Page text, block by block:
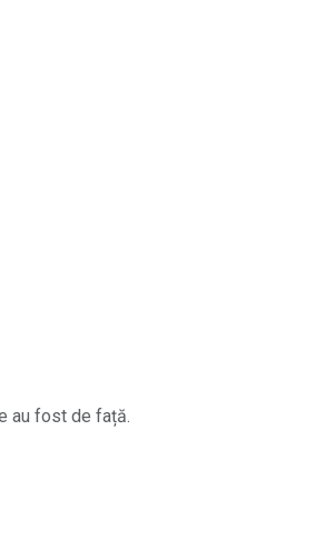
au fost de față.